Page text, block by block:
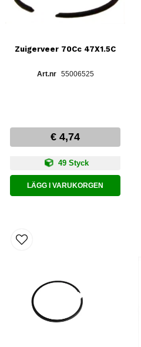
Zuigerveer 70Cc 47X1.5C
55006525
€ 4,74
49 Styck
LÄGG I VARUKORGEN